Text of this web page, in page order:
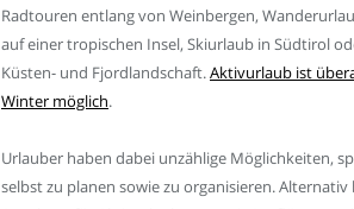
Radtouren entlang von Weinbergen,
auf einer tropischen Insel, Skiurlaub in Südtirol
Küsten- und Fjordlandschaft.Aktivurlaub ist
Winter möglich.
Urlauber haben dabei unzählige Möglichkeiten,
selbst zu planen sowie zu organisieren.